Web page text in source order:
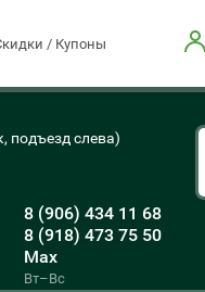
/ Купоны
подъезд слева)
8 (906) 434 11 68
8 (918) 473 75 50
Max
Вт–Вс